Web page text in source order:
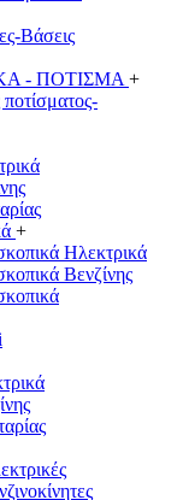
Βάσεις
- ΠΟΤΙΣΜΑ +
+
Ηλεκτρικά
Βενζίνης